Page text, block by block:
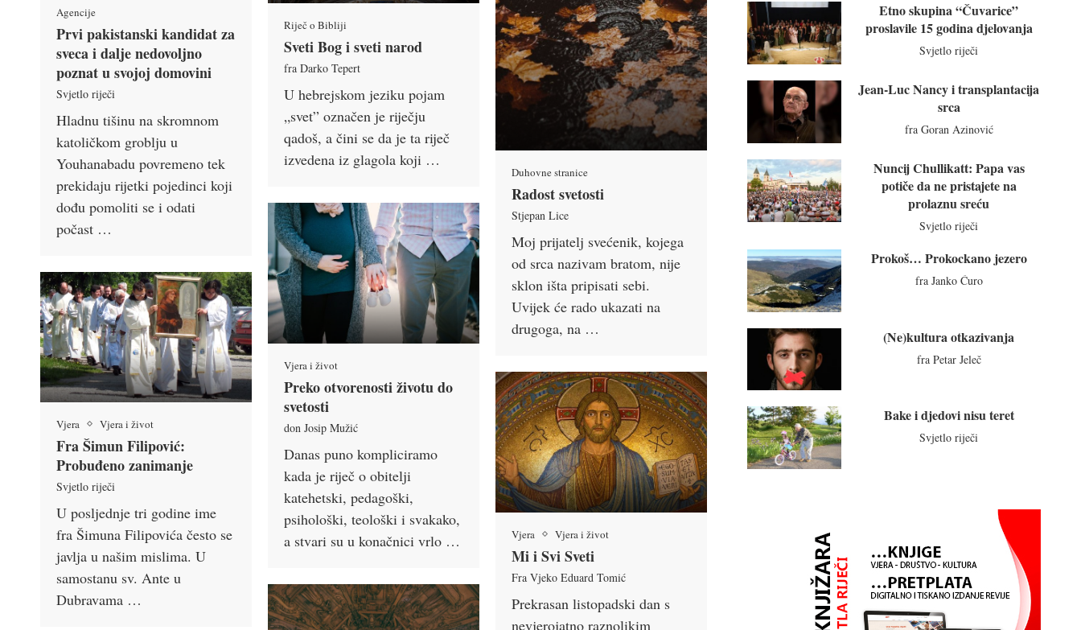
Agencije
Prvi pakistanski kandidat za
sveca i dalje nedovoljno
poznat u svojoj domovini
Svjetlo riječi
Hladnu tišinu na skromnom
katoličkom groblju u
Youhanabadu povremeno tek
prekidaju rijetki pojedinci koji
dođu pomoliti se i odati
počast …
Riječ o Bibliji
Sveti Bog i sveti narod
fra Darko Tepert
U hebrejskom jeziku pojam
„svet” označen je riječju
qadoš, a čini se da je ta riječ
izvedena iz glagola koji …
Duhovne stranice
Radost svetosti
Stjepan Lice
Moj prijatelj svećenik, kojega
od srca nazivam bratom, nije
sklon išta pripisati sebi.
Uvijek će rado ukazati na
drugoga, na …
Vjera i život
Preko otvorenosti životu do
svetosti
don Josip Mužić
Danas puno kompliciramo
kada je riječ o obitelji
katehetski, pedagoški,
psihološki, teološki i svakako,
a stvari su u konačnici vrlo …
Vjera Vjera i život
Fra Šimun Filipović:
Probuđeno zanimanje
Svjetlo riječi
U posljednje tri godine ime
fra Šimuna Filipovića često se
javlja u našim mislima. U
samostanu sv. Ante u
Dubravama …
Vjera Vjera i život
Mi i Svi Sveti
Fra Vjeko Eduard Tomić
Prekrasan listopadski dan s
nevjerojatno raznolikim
Etno skupina “Čuvarice”
proslavile 15 godina djelovanja
Svjetlo riječi
Jean-Luc Nancy i transplantacija
srca
fra Goran Azinović
Nuncij Chullikatt: Papa vas
potiče da ne pristajete na
prolaznu sreću
Svjetlo riječi
Prokoš… Prokockano jezero
fra Janko Ćuro
(Ne)kultura otkazivanja
fra Petar Jeleč
Bake i djedovi nisu teret
Svjetlo riječi